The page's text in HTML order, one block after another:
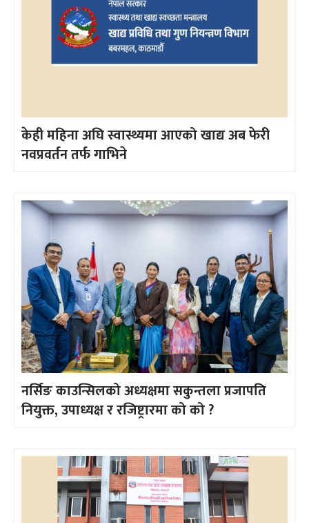
केही महिना अघि स्वास्थ्यमा आएको खाद्य अब फेरी
नवप्रवर्तन तर्फ गाभिने
नर्सिङ काउन्सिलको अध्यक्षमा सकुन्तला प्रजापति
नियुक्त, उपाध्यक्ष र रजिष्ट्रारमा को को ?